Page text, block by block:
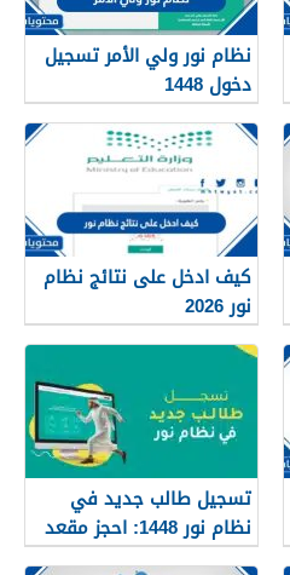
نظام نور ولي الأمر تسجيل
دخول 1448
كيف ادخل على نتائج نظام
نور 2026
تسجيل طالب جديد في
نظام نور 1448: احجز مقعد
ابنك فورًا